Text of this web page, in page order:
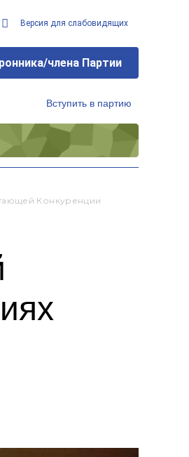
Версия для слабовидящих
члена Партии
Вступить в партию
Конкуренции